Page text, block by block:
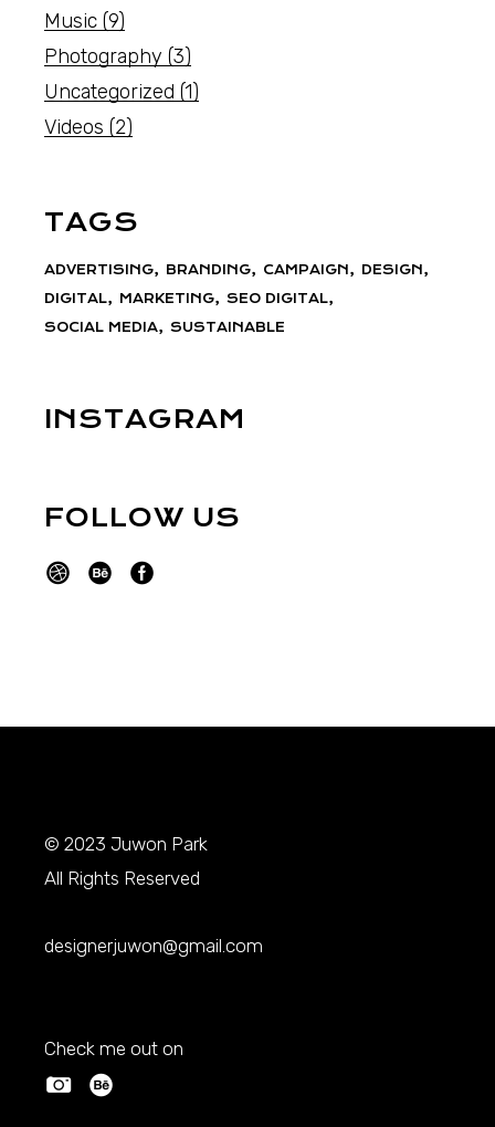
Music (9)
Photography (3)
Uncategorized (1)
Videos (2)
TAGS
ADVERTISING BRANDING CAMPAIGN
DESIGN
DIGITAL
MARKETING
SEO DIGITAL
SOCIAL MEDIA
SUSTAINABLE
INSTAGRAM
FOLLOW US
© 2023 Juwon Park
All Rights Reserved
designerjuwon@gmail.com
Check me out on